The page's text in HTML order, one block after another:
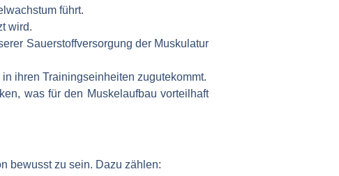
führt.
wird.
Sauerstoffversorgung der Muskulatur
ihren Trainingseinheiten zugutekommt.
was für den Muskelaufbau vorteilhaft
bewusst zu sein. Dazu zählen: